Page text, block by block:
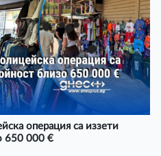
операция са иззети
650 000 €